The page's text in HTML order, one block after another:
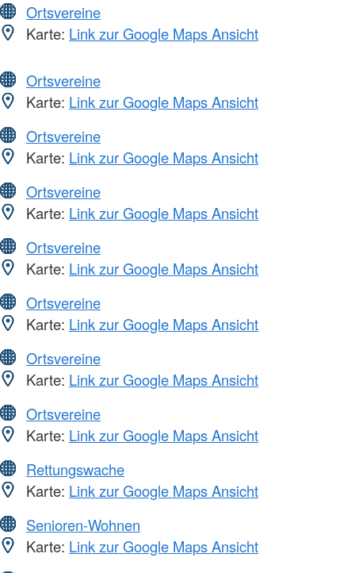
Ortsvereine
Karte: Link zur Google Maps Ansicht
Ortsvereine
Karte: Link zur Google Maps Ansicht
Ortsvereine
Karte: Link zur Google Maps Ansicht
Ortsvereine
Karte: Link zur Google Maps Ansicht
Ortsvereine
Karte: Link zur Google Maps Ansicht
Ortsvereine
Karte: Link zur Google Maps Ansicht
Ortsvereine
Karte: Link zur Google Maps Ansicht
Ortsvereine
Karte: Link zur Google Maps Ansicht
Rettungswache
Karte: Link zur Google Maps Ansicht
Senioren-Wohnen
Karte: Link zur Google Maps Ansicht